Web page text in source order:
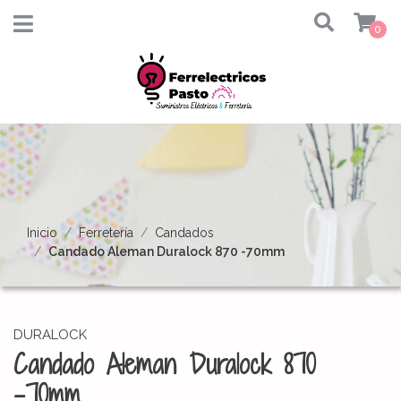
0
Inicio Ferretería
Candados
Candado Aleman Duralock 870 -70mm
DURALOCK
Candado Aleman Duralock 870